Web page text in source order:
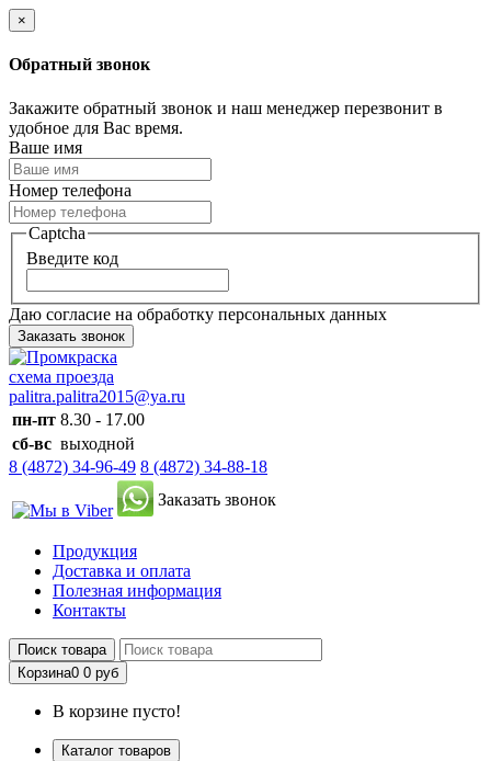
×
Обратный звонок
Закажите обратный звонок и наш менеджер перезвонит в
удобное для Вас время.
Ваше имя
Номер телефона
Captcha
Введите код
Даю согласие на обработку персональных данных
Заказать звонок
схема проезда
palitra.palitra2015@ya.ru
пн-пт 8.30 - 17.00
сб-вс выходной
8 (4872) 34-96-49 8 (4872) 34-88-18
Заказать звонок
Продукция
Доставка и оплата
Полезная информация
Контакты
Поиск товара
Корзина0 0 руб
В корзине пусто!
Каталог товаров